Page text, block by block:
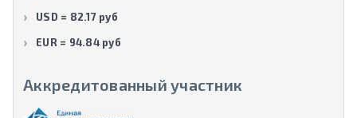
USD = 82.17 руб
EUR = 94.84 руб
Аккредитованный участник